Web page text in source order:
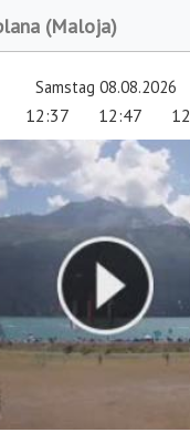
(Maloja)
Samstag 08.08.2026
12:37 12:47